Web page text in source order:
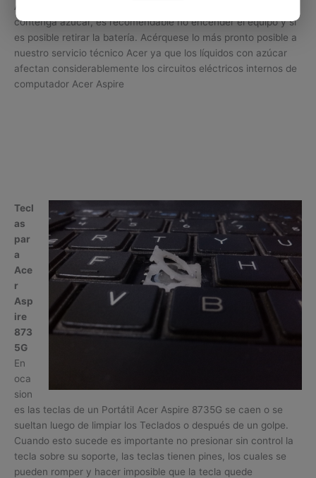
Acer Aspire 8735G es gaseosa, café o cualquier bebida que
contenga azúcar, es recomendable no encender el equipo y si
es posible retirar la batería. Acérquese lo más pronto posible a
nuestro servicio técnico Acer ya que los líquidos con azúcar
afectan considerablemente los circuitos eléctricos internos de
computador Acer Aspire
Tecl
as
par
a
Ace
r
Asp
ire
873
5G
En
oca
sion
es las teclas de un Portátil Acer Aspire 8735G se caen o se
sueltan luego de limpiar los Teclados o después de un golpe.
Cuando esto sucede es importante no presionar sin control la
tecla sobre su soporte, las teclas tienen pines, los cuales se
pueden romper y hacer imposible que la tecla quede